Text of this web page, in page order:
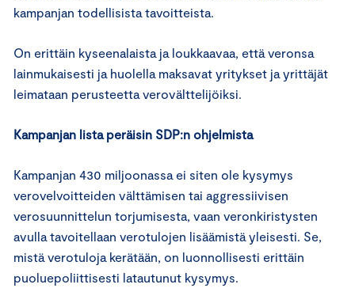
kampanjan todellisista tavoitteista.
On erittäin kyseenalaista ja loukkaavaa, että veronsa
lainmukaisesti ja huolella maksavat yritykset ja yrittäjät
leimataan perusteetta verovälttelijöiksi.
Kampanjan lista peräisin SDP:n ohjelmista
Kampanjan 430 miljoonassa ei siten ole kysymys
verovelvoitteiden välttämisen tai aggressiivisen
verosuunnittelun torjumisesta, vaan veronkiristysten
avulla tavoitellaan verotulojen lisäämistä yleisesti. Se,
mistä verotuloja kerätään, on luonnollisesti erittäin
puoluepoliittisesti latautunut kysymys.